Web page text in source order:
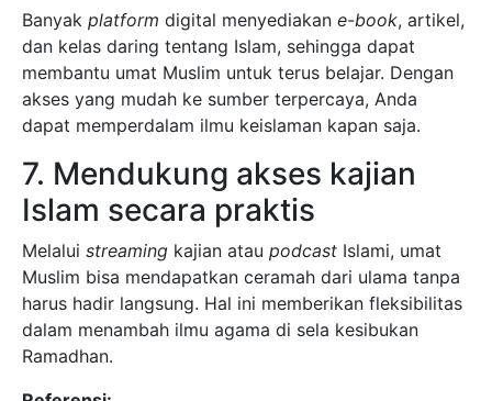
Banyak platform digital menyediakan e-book, artikel,
dan kelas daring tentang Islam, sehingga dapat
membantu umat Muslim untuk terus belajar. Dengan
akses yang mudah ke sumber terpercaya, Anda
dapat memperdalam ilmu keislaman kapan saja.
7. Mendukung akses kajian
Islam secara praktis
Melalui streaming kajian atau podcast Islami, umat
Muslim bisa mendapatkan ceramah dari ulama tanpa
harus hadir langsung. Hal ini memberikan fleksibilitas
dalam menambah ilmu agama di sela kesibukan
Ramadhan.